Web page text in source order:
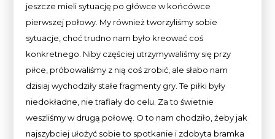
jeszcze mieli sytuację po główce w końcówce
pierwszej połowy. My również tworzyliśmy sobie
sytuacje, choć trudno nam było kreować coś
konkretnego. Niby częściej utrzymywaliśmy się przy
piłce, próbowaliśmy z nią coś zrobić, ale słabo nam
dzisiaj wychodziły stałe fragmenty gry. Te piłki były
niedokładne, nie trafiały do celu. Za to świetnie
weszliśmy w drugą połowę. O to nam chodziło, żeby jak
najszybciej ułożyć sobie to spotkanie i zdobyta bramka